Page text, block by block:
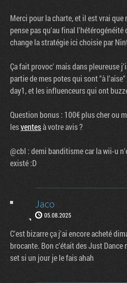
Merci pour la charte, et il est vrai que
pense pas qu'au final l'hétérogénéité
change la stratégie ici choisie par
Ça fait provoc' mais dans pleureuse
partie de mes potes qui sont "à
day1, et les influenceurs qui ont
Question bonus : 100€ plus cher ou
lesventesà votre avis ?
@cbl : demi banditisme car la wii-u
existé :D
Jaco
05.08.2025
C'est bizarre ça j'ai encore acheté
brocante. Bon c'était des Just Dance
set si un jour je le fais ahah